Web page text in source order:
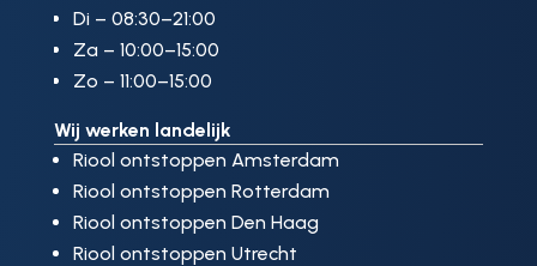
Di – 08:30–21:00
Za – 10:00–15:00
Zo – 11:00–15:00
Wij werken landelijk
Riool ontstoppen Amsterdam
Riool ontstoppen Rotterdam
Riool ontstoppen Den Haag
Riool ontstoppen Utrecht